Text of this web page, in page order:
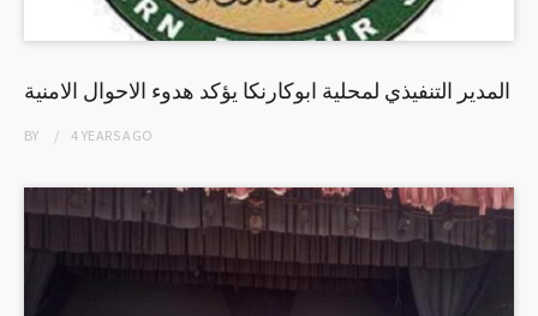
المدير التنفيذي لمحلية ابوكارنكا يؤكد هدوء الاحوال الامنية
BY 4 YEARSAGO